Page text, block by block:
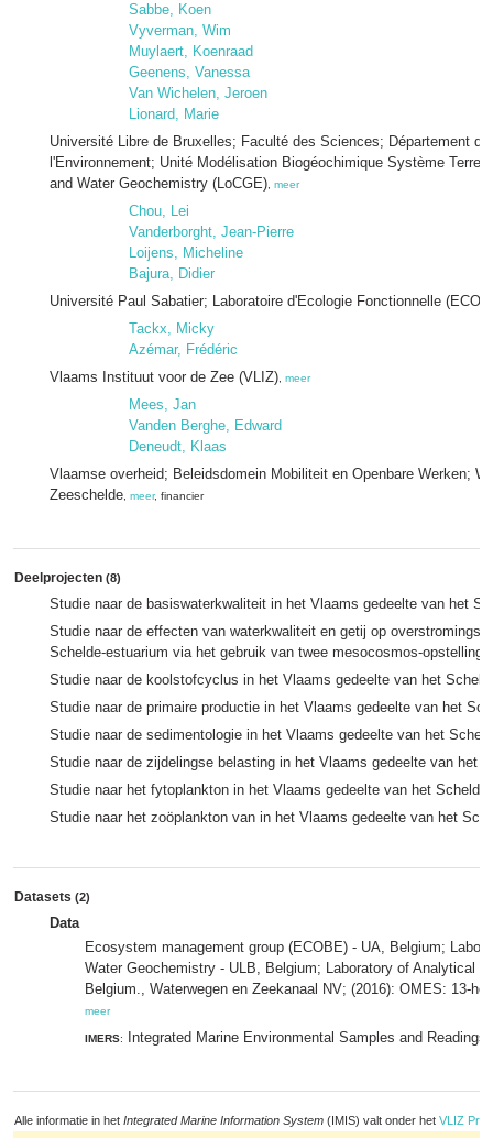
Sabbe, Koen
Vyverman, Wim
Muylaert, Koenraad
Geenens, Vanessa
Van Wichelen, Jeroen
Lionard, Marie
Université Libre de Bruxelles; Faculté des Sciences; Département
l'Environnement; Unité Modélisation Biogéochimique Système
and Water Geochemistry (LoCGE) meer
Chou, Lei
Vanderborght, Jean-Pierre
Loijens, Micheline
Bajura, Didier
Université Paul Sabatier; Laboratoire d'Ecologie Fonctionnelle
Tackx, Micky
Azémar, Frédéric
Vlaams Instituut voor de Zee (VLIZ) meer
Mees, Jan
Vanden Berghe, Edward
Deneudt, Klaas
Vlaamse overheid; Beleidsdomein Mobiliteit en Openbare Werken;
Zeeschelde meer, financier
Deelprojecten (8)
Studie naar de basiswaterkwaliteit in het Vlaams gedeelte van het
Studie naar de effecten van waterkwaliteit en getij op
Schelde-estuarium via het gebruik van twee mesocosmos-
Studie naar de koolstofcyclus in het Vlaams gedeelte van het
Studie naar de primaire productie in het Vlaams gedeelte van het
Studie naar de sedimentologie in het Vlaams gedeelte van het
Studie naar de zijdelingse belasting in het Vlaams gedeelte van het
Studie naar het fytoplankton in het Vlaams gedeelte van het
Studie naar het zoöplankton van in het Vlaams gedeelte van het
Datasets (2)
Data
Ecosystem management group (ECOBE) - UA, Belgium;
Water Geochemistry - ULB, Belgium; Laboratory of Analytical
Belgium., Waterwegen en Zeekanaal NV; (2016): OMES: 13-
meer
IMERS: Integrated Marine Environmental Samples and
Alle informatie in het Integrated Marine Information System (IMIS) valt onder het VLIZ